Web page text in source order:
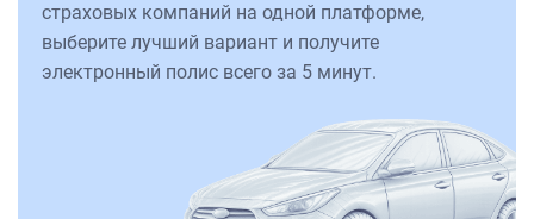
страховых компаний на одной платформе,
выберите лучший вариант и получите
электронный полис всего за 5 минут.